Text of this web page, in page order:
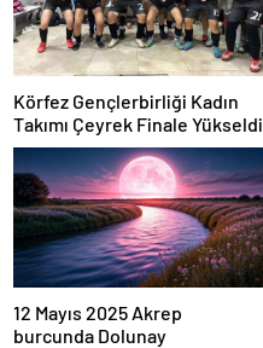
Körfez Gençlerbirliği Kadın
Takımı Çeyrek Finale Yükseldi
12 Mayıs 2025 Akrep
burcunda Dolunay